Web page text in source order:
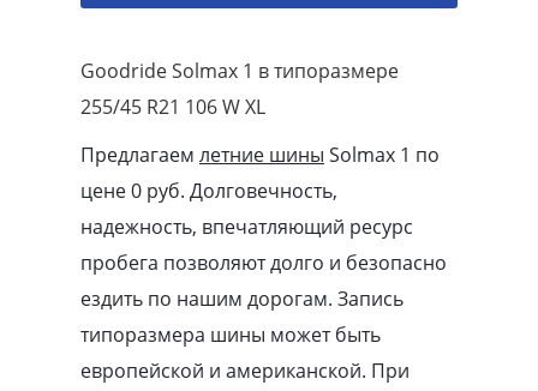
Goodride Solmax 1 в типоразмере
255/45 R21 106 W XL
Предлагаем летние шины Solmax 1 по
цене 0 руб. Долговечность,
надежность, впечатляющий ресурс
пробега позволяют долго и безопасно
ездить по нашим дорогам. Запись
типоразмера шины может быть
европейской и американской. При